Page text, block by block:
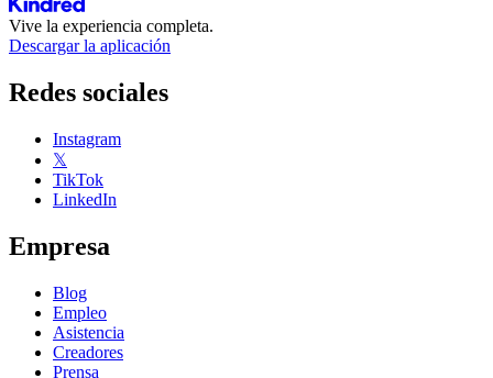
Vive la experiencia completa.
Descargar la aplicación
Redes sociales
Instagram
𝕏
TikTok
LinkedIn
Empresa
Blog
Empleo
Asistencia
Creadores
Prensa